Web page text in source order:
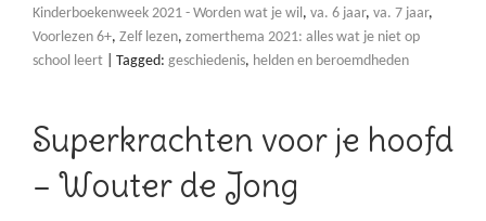
Kinderboekenweek 2021 - Worden wat je wil, va. 6 jaar, va. 7 jaar,
Voorlezen 6+, Zelf lezen, zomerthema 2021: alles wat je niet op
school leert
Tagged: geschiedenis, helden en beroemdheden
Superkrachten voor je hoofd
– Wouter de Jong